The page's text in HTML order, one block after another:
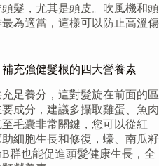
髮，尤其是頭皮。吹風機和頭
為適當，這樣可以防止高溫傷
充強健髮根的四大營養素
足養分，這對髮旋在前面的區
成分，建議多攝取雞蛋、魚肉
毛囊非常關鍵，您可以從紅
細胞生長和修復，蠔、南瓜籽
群也能促進頭髮健康生長，全